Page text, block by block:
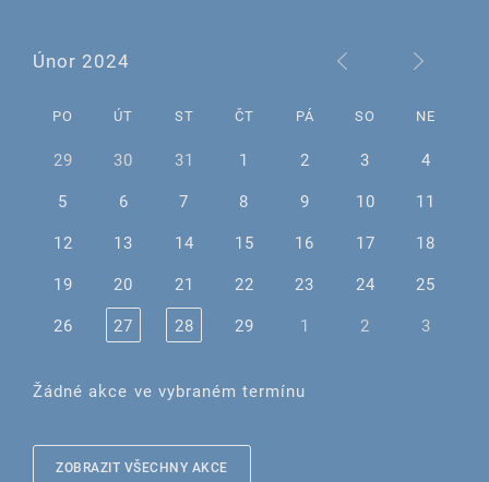
Únor 2024
PO ÚT ST ČT PÁ SO NE
29 30 31 1 2 3
4
5
6 7 8 9 10
11
12
13 14 15 16 17
18
19
20 21 22 23 24
25
26
27 28 29 1 2 3
Žádné akce ve vybraném termínu
ZOBRAZIT VŠECHNY AKCE